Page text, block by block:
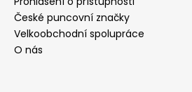
České puncovní značky
Velkoobchodní spolupráce
O nás